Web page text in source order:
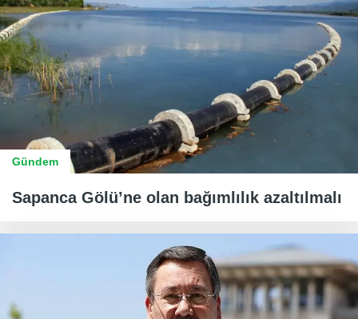
Gündem
Sapanca Gölü’ne olan bağımlılık azaltılmalı